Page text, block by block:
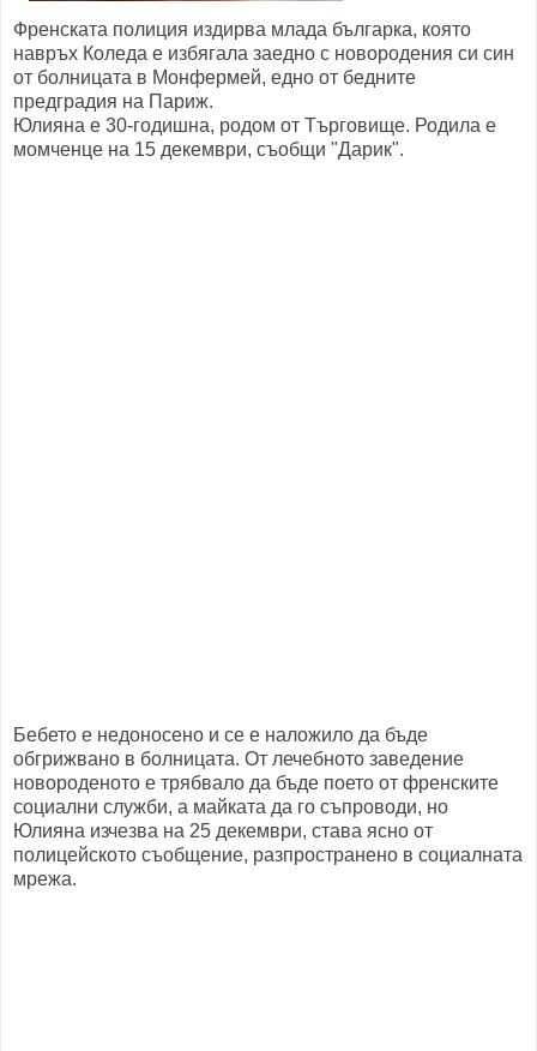
Френската полиция издирва млада българка, която
навръх Коледа е избягала заедно с новородения си син
от болницата в Монфермей, едно от бедните
предградия на Париж.
Юлияна е 30-годишна, родом от Търговище. Родила е
момченце на 15 декември, съобщи "Дарик".
Бебето е недоносено и се е наложило да бъде
обгрижвано в болницата. От лечебното заведение
новороденото е трябвало да бъде поето от френските
социални служби, а майката да го съпроводи, но
Юлияна изчезва на 25 декември, става ясно от
полицейското съобщение, разпространено в социалната
мрежа.